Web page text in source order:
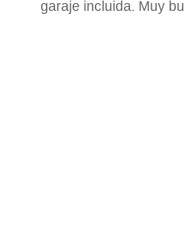
garaje incluida. Muy